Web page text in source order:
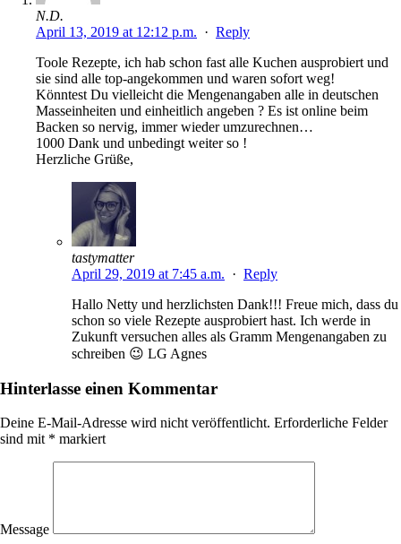
N.D.
April 13, 2019 at 12:12 p.m. · Reply
Toole Rezepte, ich hab schon fast alle Kuchen ausprobiert und
sie sind alle top-angekommen und waren sofort weg!
Könntest Du vielleicht die Mengenangaben alle in deutschen
Masseinheiten und einheitlich angeben ? Es ist online beim
Backen so nervig, immer wieder umzurechnen…
1000 Dank und unbedingt weiter so !
Herzliche Grüße,
tastymatter
April 29, 2019 at 7:45 a.m. · Reply
Hallo Netty und herzlichsten Dank!!! Freue mich, dass du
schon so viele Rezepte ausprobiert hast. Ich werde in
Zukunft versuchen alles als Gramm Mengenangaben zu
schreiben 😉 LG Agnes
Hinterlasse einen Kommentar
Deine E-Mail-Adresse wird nicht veröffentlicht. Erforderliche Felder
sind mit * markiert
Message